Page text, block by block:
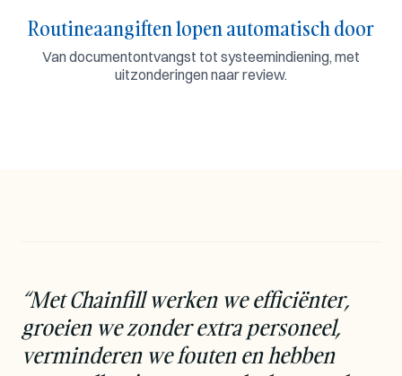
Routineaangiften lopen automatisch door
Van documentontvangst tot systeemindiening, met
uitzonderingen naar review.
“Met Chainfill werken we efficiënter,
groeien we zonder extra personeel,
verminderen we fouten en hebben